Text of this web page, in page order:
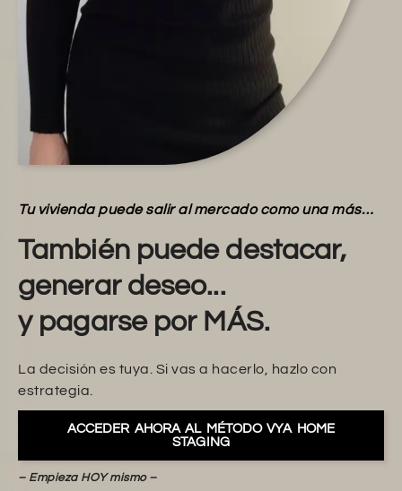
Tu vivienda puede salir al mercado como una más…
También puede destacar,
generar deseo...
y pagarse por MÁS.
La decisión es tuya. Si vas a hacerlo, hazlo con
estrategia.
ACCEDER AHORA AL MÉTODO VYA HOME
STAGING
– Empieza HOY mismo –